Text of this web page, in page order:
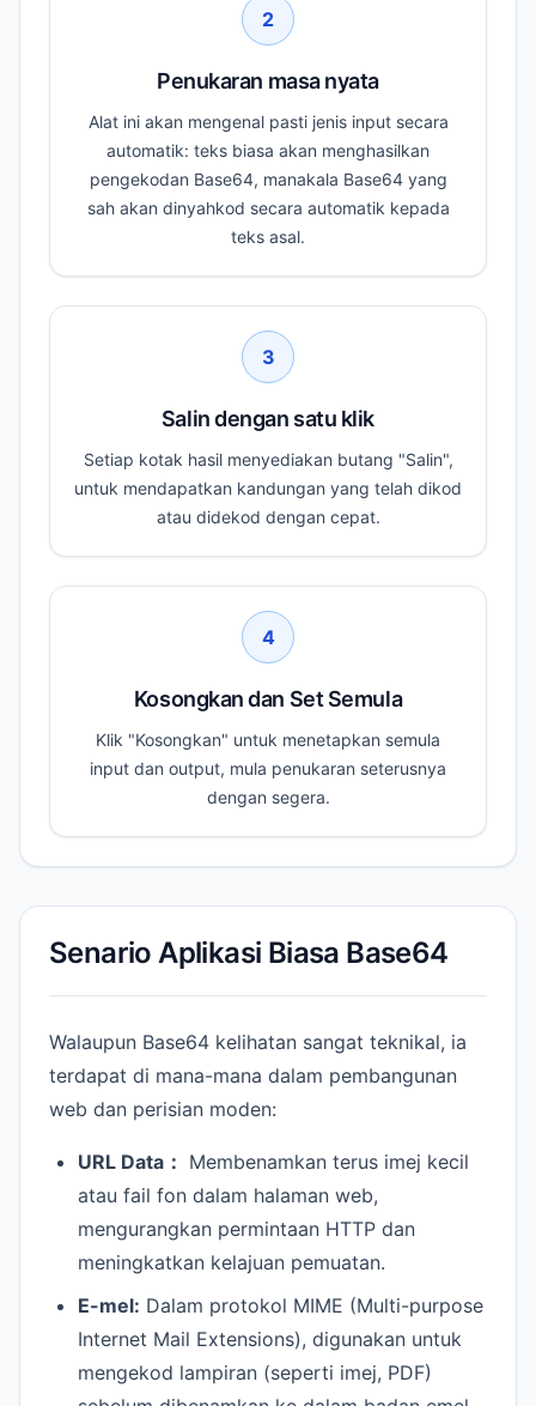
2
Penukaran masa nyata
Alat ini akan mengenal pasti jenis input secara
automatik: teks biasa akan menghasilkan
pengekodan Base64, manakala Base64 yang
sah akan dinyahkod secara automatik kepada
teks asal.
3
Salin dengan satu klik
Setiap kotak hasil menyediakan butang "Salin",
untuk mendapatkan kandungan yang telah dikod
atau didekod dengan cepat.
4
Kosongkan dan Set Semula
Klik "Kosongkan" untuk menetapkan semula
input dan output, mula penukaran seterusnya
dengan segera.
Senario Aplikasi Biasa Base64
Walaupun Base64 kelihatan sangat teknikal, ia
terdapat di mana-mana dalam pembangunan
web dan perisian moden:
URL Data： Membenamkan terus imej kecil
atau fail fon dalam halaman web,
mengurangkan permintaan HTTP dan
meningkatkan kelajuan pemuatan.
E-mel: Dalam protokol MIME (Multi-purpose
Internet Mail Extensions), digunakan untuk
mengekod lampiran (seperti imej, PDF)